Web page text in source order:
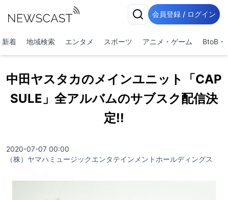
会員登録 / ログイン
新着 地域検索 エンタメ スポーツ アニメ・ゲーム BtoB・
中田ヤスタカのメインユニット「CAP
SULE」全アルバムのサブスク配信決
定!!
2020-07-07 00:00
（株）ヤマハミュージックエンタテインメントホールディングス